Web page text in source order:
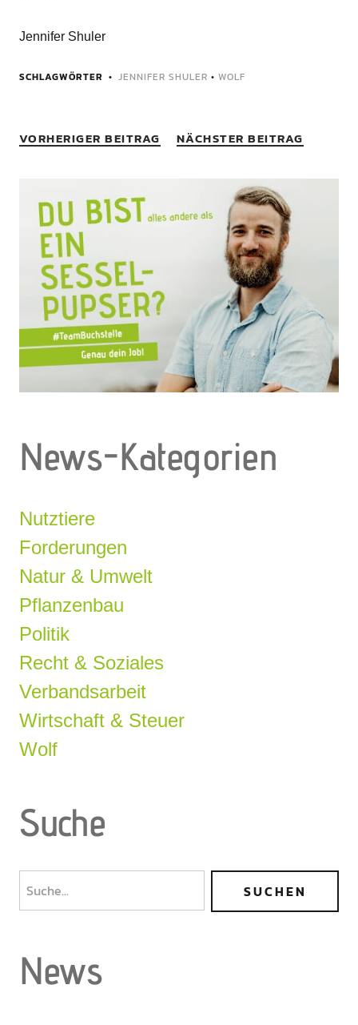
Jennifer Shuler
SCHLAGWÖRTER JENNIFER SHULER • WOLF
VORHERIGER BEITRAG NÄCHSTER BEITRAG
News-Kategorien
Nutztiere
Forderungen
Natur & Umwelt
Pflanzenbau
Politik
Recht & Soziales
Verbandsarbeit
Wirtschaft & Steuer
Wolf
Suche
News